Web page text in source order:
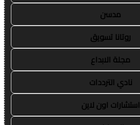
مدسن
روتانا تسويق
مجلة الابداع
نادي الترددات
استشارات اون لاين